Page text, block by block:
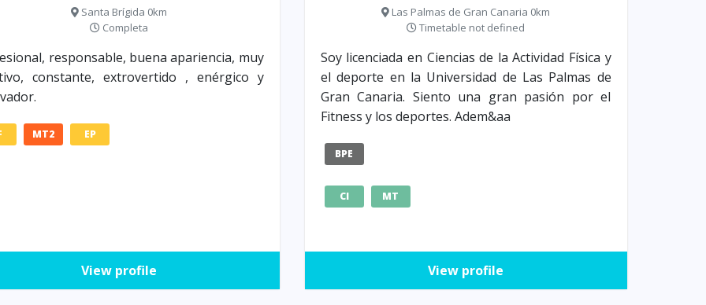
Santa Brígida 0km
Completa
responsable, buena apariencia, muy
constante, extrovertido , enérgico y
MT2 EP
View profile
Las Palmas de Gran Canaria 0km
Timetable not defined
Soy licenciada en Ciencias de la Actividad Física y
el deporte en la Universidad de Las Palmas de
Gran Canaria. Siento una gran pasión por el
Fitness y los deportes. Adem&aa
BPE
CI MT
View profile